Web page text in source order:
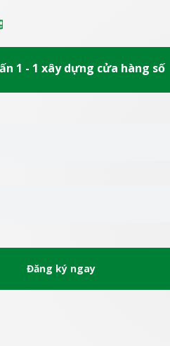
Đăng ký ngay
1 - 1 xây dựng cửa hàng số